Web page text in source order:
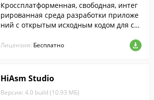
Кроссплатформенная, свободная, интег
рированная среда разработки приложе
ний c открытым исходным кодом для соз
Лицензия: Бесплатно
HiAsm Studio
Версия: 4.0 build (10.93 МБ)